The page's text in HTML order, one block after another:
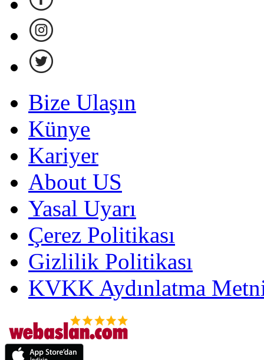
Bize Ulaşın
Künye
Kariyer
About US
Yasal Uyarı
Çerez Politikası
Gizlilik Politikası
KVKK Aydınlatma